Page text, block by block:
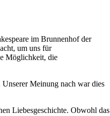
im Brunnenhof der
um uns für
Möglichkeit, die
Meinung nach war dies
Liebesgeschichte. Obwohl das